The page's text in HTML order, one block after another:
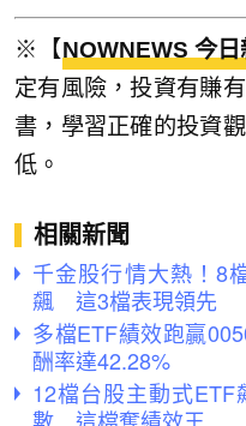
※【NOWNEWS 今日
定有風險，投資有賺
書，學習正確的投資
低。
相關新聞
千金股行情大熱！8
飆 這3檔表現領先
多檔ETF績效跑贏
酬率達42.28%
12檔台股主動式